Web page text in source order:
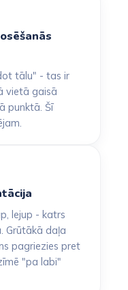
tālu" - tas ir
vietā gaisā
punktā. Šī
lejup - katrs
Grūtākā daļa
pagriezies pret
"pa labi"